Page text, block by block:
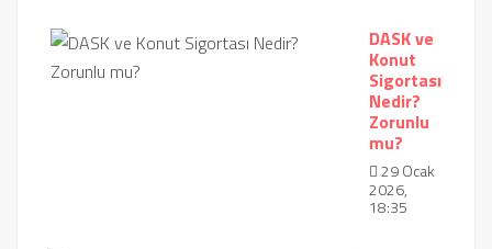
DASK ve
Konut
Sigortası
Nedir?
Zorunlu
mu?
29 Ocak
2026,
18:35